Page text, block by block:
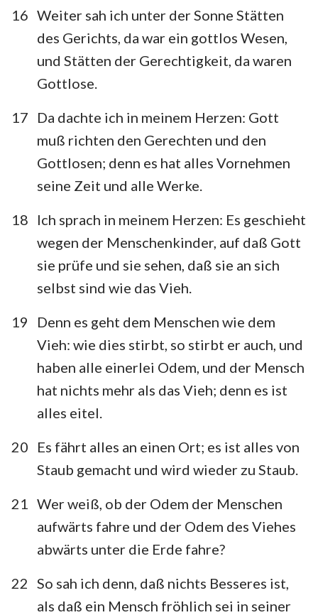
16 Weiter sah ich unter der Sonne Stätten
des Gerichts, da war ein gottlos Wesen,
und Stätten der Gerechtigkeit, da waren
Gottlose.
17
Da dachte ich in meinem Herzen: Gott
muß richten den Gerechten und den
Gottlosen; denn es hat alles Vornehmen
seine Zeit und alle Werke.
18
Ich sprach in meinem Herzen: Es geschieht
wegen der Menschenkinder, auf daß Gott
sie prüfe und sie sehen, daß sie an sich
selbst sind wie das Vieh.
19
Denn es geht dem Menschen wie dem
Vieh: wie dies stirbt, so stirbt er auch, und
haben alle einerlei Odem, und der Mensch
hat nichts mehr als das Vieh; denn es ist
alles eitel.
20
Es fährt alles an einen Ort; es ist alles von
Staub gemacht und wird wieder zu Staub.
21
Wer weiß, ob der Odem der Menschen
aufwärts fahre und der Odem des Viehes
abwärts unter die Erde fahre?
22 So sah ich denn, daß nichts Besseres ist,
als daß ein Mensch fröhlich sei in seiner